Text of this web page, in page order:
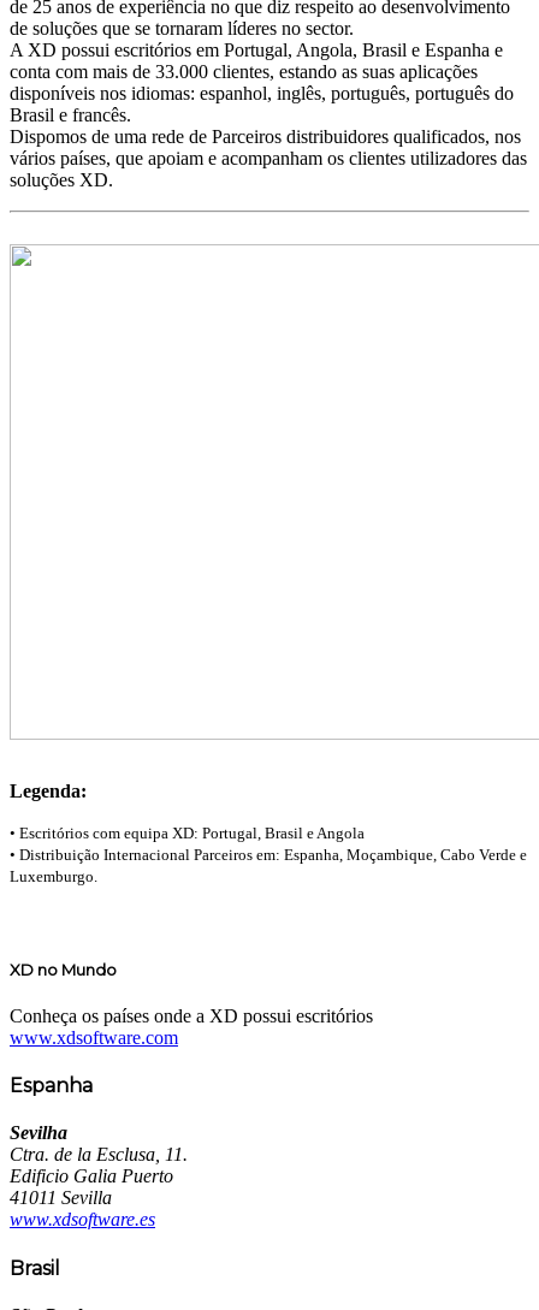
de 25 anos de experiência no que diz respeito ao desenvolvimento
de soluções que se tornaram líderes no sector.
A XD possui escritórios em Portugal, Angola, Brasil e Espanha e
conta com mais de 33.000 clientes, estando as suas aplicações
disponíveis nos idiomas: espanhol, inglês, português, português do
Brasil e francês.
Dispomos de uma rede de Parceiros distribuidores qualificados, nos
vários países, que apoiam e acompanham os clientes utilizadores das
soluções XD.
Legenda:
• Escritórios com equipa XD: Portugal, Brasil e Angola
• Distribuição Internacional Parceiros em: Espanha, Moçambique, Cabo Verde e
Luxemburgo.
XD no Mundo
Conheça os países onde a XD possui escritórios
www.xdsoftware.com
Espanha
Sevilha
Ctra. de la Esclusa, 11.
Edificio Galia Puerto
41011 Sevilla
www.xdsoftware.es
Brasil